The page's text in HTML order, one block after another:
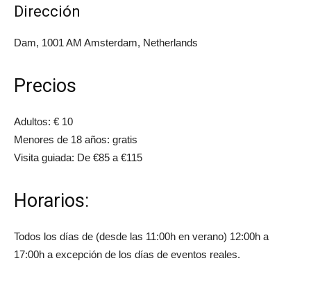
Dirección
Dam, 1001 AM Amsterdam, Netherlands
Precios
Adultos: € 10
Menores de 18 años: gratis
Visita guiada: De €85 a €115
Horarios:
Todos los días de (desde las 11:00h en verano) 12:00h a
17:00h a excepción de los días de eventos reales.